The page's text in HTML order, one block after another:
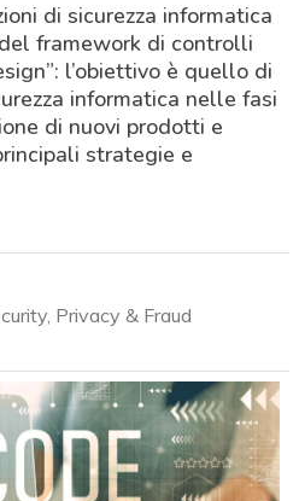
di sicurezza informatica
framework di controlli
l’obiettivo è quello di
informatica nelle fasi
di nuovi prodotti e
strategie e
Privacy & Fraud